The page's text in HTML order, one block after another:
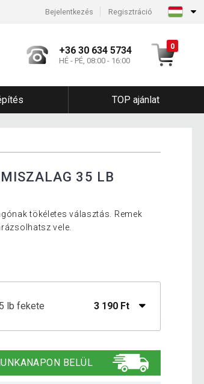
Bejelentkezés Regisztráció
+36 30 634 5734
HÉ - PÉ, 08:00 - 16:00
0
TOP ajánlat
35 LB
tökéletes választás. Remek
vele.
lb fekete 3 190 Ft
BELÜL